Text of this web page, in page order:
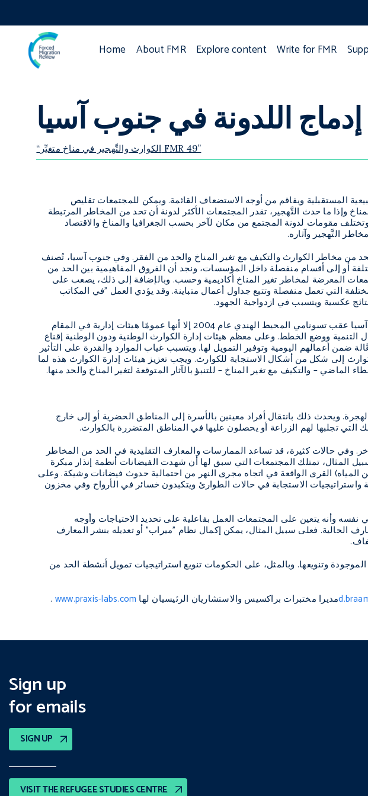
Home About FMR Explore content Write for FMR
إدماج اللدونة في جنوب آسيا
“الكوارث والتَّهجير في مناخ متغيِّر FMR 49”
المستقبلية ويفاقم من أوجه الاستضعاف القائمة. ويمكن للمجتمعات تقليص
وإذا ما حدث التَّهجير، تقدر المجتمعات الأكثر لدونة أن تحد من المخاطر المرتبطة
مقومات لدونة المجتمع من مكان لآخر بحسب الجغرافيا والمناخ والاقتصاد
التَّهجير وآثاره.
من مخاطر الكوارث والتكيف مع تغير المناخ والحد من الفقر. وفي جنوب آسيا، تُصنف
أو إلى أقسام منفصلة داخل المؤسسات، ونجد أن الفروق المفاهيمية بين الحد من
المعرضة لمخاطر تغير المناخ أكاديمية وحسب. وبالإضافة إلى ذلك، يصعب على
التي تعمل منفصلة وتتبع جداول أعمال متباينة. وقد يؤدي العمل "في المكاتب
عكسية ويتسبب في ازدواجية الجهود.
وقد تأسست كثير من هيئات إدارة الكوارث أو أعيد بنائها في جنوب آسيا عقب تسونامي المحيط الهندي عام 2004 إلا أنها عمومًا هيئات إدارية في المقام
التنمية ووضع الخطط. وعلى معظم هيئات إدارة الكوارث الوطنية ودون الوطنية إقناع
ضمن أعمالهم اليومية وتوفير التمويل لها. ويتسبب غياب الموارد والقدرة على التأثير
إلى شكل من أشكال الاستجابة للكوارث. ويجب تعزيز هيئات إدارة الكوارث هذه لما
– والتكيف مع تغير المناخ – للتنبؤ بالآثار المتوقعة لتغير المناخ والحد منها.
ويحدث ذلك بانتقال أفراد معينين بالأسرة إلى المناطق الحضرية أو إلى خارج
تجلبها لهم الزراعة أو يحصلون عليها في المناطق المتضررة بالكوارث.
وفي حالات كثيرة، قد تساعد الممارسات والمعارف التقليدية في الحد من المخاطر
المثال، تمتلك المجتمعات التي سبق لها أن شهدت الفيضانات أنظمة إنذار مبكرة
القرى الواقعة في اتجاه مجرى النهر من احتمالية حدوث فيضانات وشيكة. وعلى
واستراتيجيات الاستجابة في حالات الطوارئ ويتكبدون خسائر في الأرواح وفي مخزون
وأنه يتعين على المجتمعات العمل بفاعلية على تحديد الاحتياجات وأوجه
الحالية. فعلى سبيل المثال، يمكن إكمال نظام "ميراب" أو تعديله بنشر المعارف
وتنويعها. وبالمثل، على الحكومات تنويع استراتيجيات تمويل أنشطة الحد من
مديرا مختبرات براكسيس والاستشاريان الرئيسيان لها . www.praxis-labs.com
Sign up
for emails
SIGN UP
VISIT THE REFUGEE STUDIES CENTRE